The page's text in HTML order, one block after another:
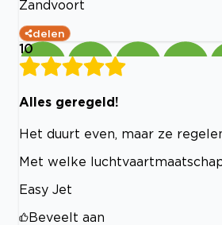
Zandvoort
delen
10
Alles geregeld!
Het duurt even, maar ze
Met welke
Easy Jet
Beveelt aan